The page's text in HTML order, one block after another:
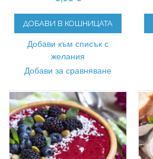
ДОБАВИ В КОШНИЦАТА
Добави към списък с
желания
Добави за сравняване